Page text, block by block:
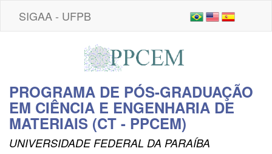
SIGAA - UFPB
PROGRAMA DE PÓS-GRADUAÇÃO
EM CIÊNCIA E ENGENHARIA DE
MATERIAIS (CT - PPCEM)
UNIVERSIDADE FEDERAL DA PARAÍBA